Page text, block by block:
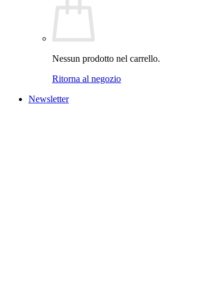
Nessun prodotto nel carrello.
Ritorna al negozio
Newsletter